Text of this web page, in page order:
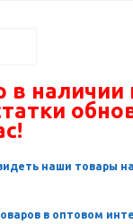
в наличии
наши товары
в оптовом